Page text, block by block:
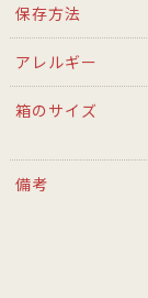
保存方法
アレルギー
箱のサイズ
備考